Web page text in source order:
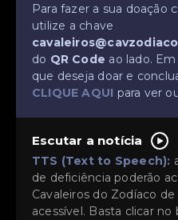
Para fazer a sua doação
utilize a chave
do QR Code ao lado.
que deseja doar e
CLIQUE AQUI para ver
Escutar a notícia
TTS (Text to Speech):
de deficiência poderão
Cavaleiros do Zodíaco
acessível. Basta clicar no